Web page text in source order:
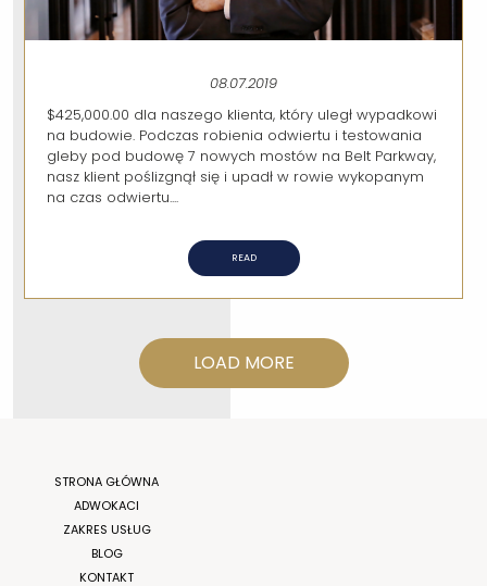
08.07.2019
$425,000.00 dla naszego klienta, który uległ wypadkowi
na budowie. Podczas robienia odwiertu i testowania
gleby pod budowę 7 nowych mostów na Belt Parkway,
nasz klient poślizgnął się i upadł w rowie wykopanym
na czas odwiertu....
READ
LOAD MORE
STRONA GŁÓWNA
ADWOKACI
ZAKRES USŁUG
BLOG
KONTAKT